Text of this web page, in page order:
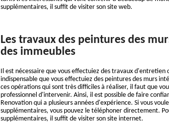
supplémentaires, il suffit de visiter son site web.
Les travaux des peintures des
des immeubles
Il est nécessaire que vous effectuiez des travaux d'entretien
indispensable que vous effectuiez des peintures des murs
ces opérations qui sont très difficiles à réaliser, il faut que
professionnel d'intervenir. Ainsi, il est possible de faire
Renovation qui a plusieurs années d'expérience. Si vous
supplémentaires, vous pouvez le téléphoner directement.
supplémentaires, il suffit de visiter son site internet.